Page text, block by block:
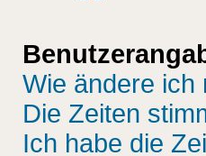
Wie ändere ich
Die Zeiten
Ich habe die